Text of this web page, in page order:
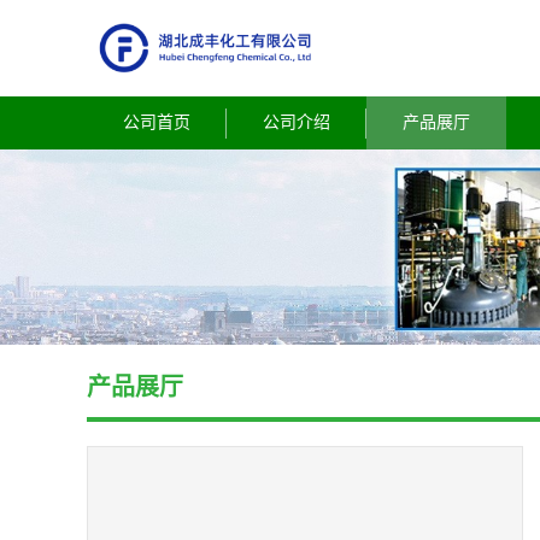
公司首页 公司介绍 产品展厅
产品展厅